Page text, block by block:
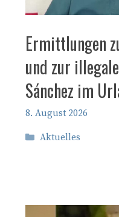
Ermittlungen
und zur
Sánchez im
8. August 2026
Kategorien
Aktuelles